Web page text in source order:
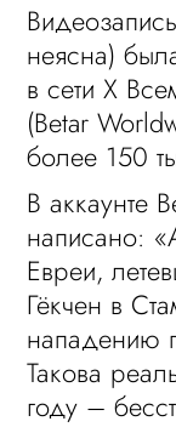
неясна)
в сети X
(Betar
более 150
В аккаунте
написано:
Евреи,
Гёкчен в
нападению
Такова
году –